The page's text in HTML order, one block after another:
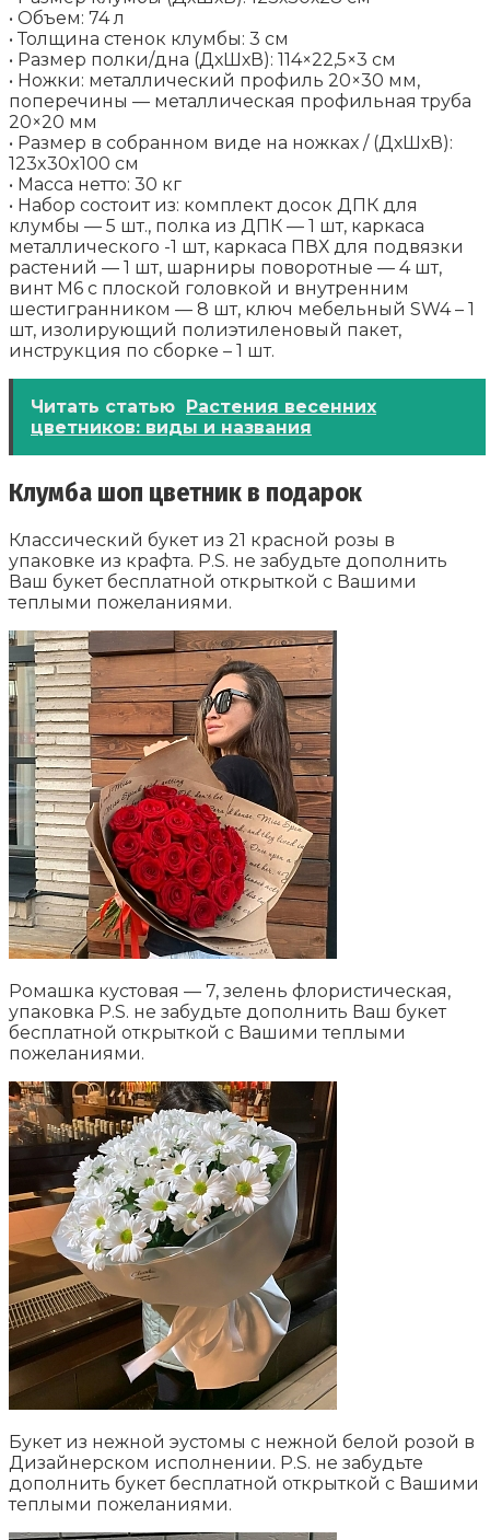
• Объем: 74 л
• Толщина стенок клумбы: 3 см
• Размер полки/дна (ДхШхВ): 114×22,5×3 см
• Ножки: металлический профиль 20×30 мм,
поперечины — металлическая профильная труба
20×20 мм
• Размер в собранном виде на ножках / (ДхШхВ):
123x30x100 см
• Масса нетто: 30 кг
• Набор состоит из: комплект досок ДПК для
клумбы — 5 шт., полка из ДПК — 1 шт, каркаса
металлического -1 шт, каркаса ПВХ для подвязки
растений — 1 шт, шарниры поворотные — 4 шт,
винт М6 с плоской головкой и внутренним
шестигранником — 8 шт, ключ мебельный SW4 – 1
шт, изолирующий полиэтиленовый пакет,
инструкция по сборке – 1 шт.
Читать статью
Растения весенних
цветников: виды и названия
Клумба шоп цветник в подарок
Классический букет из 21 красной розы в
упаковке из крафта. P.S. не забудьте дополнить
Ваш букет бесплатной открыткой с Вашими
теплыми пожеланиями.
Ромашка кустовая — 7, зелень флористическая,
упаковка P.S. не забудьте дополнить Ваш букет
бесплатной открыткой с Вашими теплыми
пожеланиями.
Букет из нежной эустомы с нежной белой розой в
Дизайнерском исполнении. P.S. не забудьте
дополнить букет бесплатной открыткой с Вашими
теплыми пожеланиями.